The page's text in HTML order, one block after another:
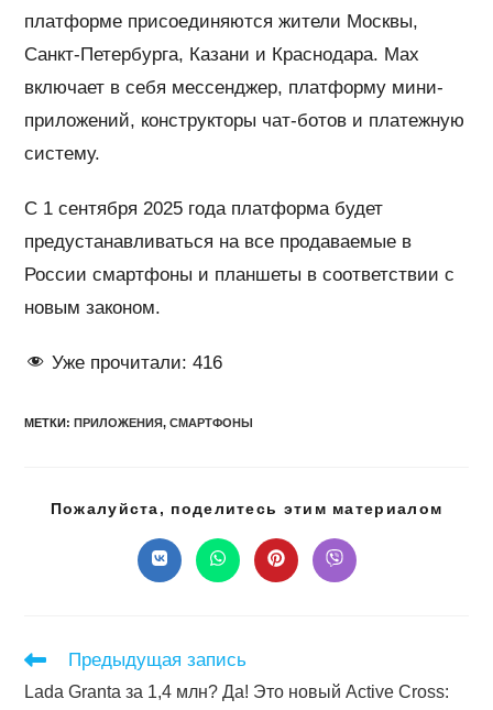
платформе присоединяются жители Москвы,
Санкт-Петербурга, Казани и Краснодара. Max
включает в себя мессенджер, платформу мини-
приложений, конструкторы чат-ботов и платежную
систему.
С 1 сентября 2025 года платформа будет
предустанавливаться на все продаваемые в
России смартфоны и планшеты в соответствии с
новым законом.
Уже прочитали: 416
МЕТКИ:ПРИЛОЖЕНИЯ, СМАРТФОНЫ
Пожалуйста, поделитесь этим материалом
Открывается
в
Открывается
в
Открывается
в
Открывается
в
Читать
статьи
Предыдущая запись
Lada Granta за 1,4 млн? Да! Это новый Active Cross: